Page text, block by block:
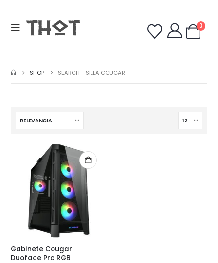
0
SHOP SEARCH - SILLA COUGAR
Gabinete Cougar
Duoface Pro RGB